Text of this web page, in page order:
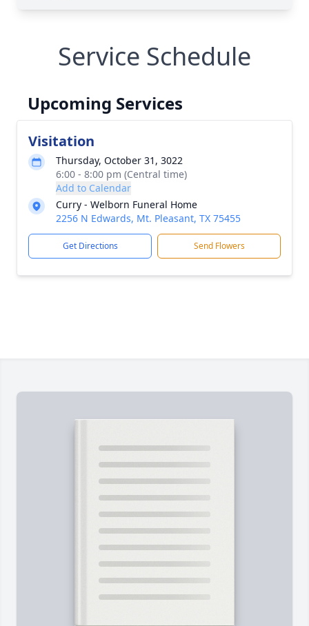
Service Schedule
Upcoming Services
Visitation
Thursday, October 31, 3022
6:00 - 8:00 pm (Central time)
Add to Calendar
Curry - Welborn Funeral Home
2256 N Edwards, Mt. Pleasant, TX 75455
Get Directions Send Flowers